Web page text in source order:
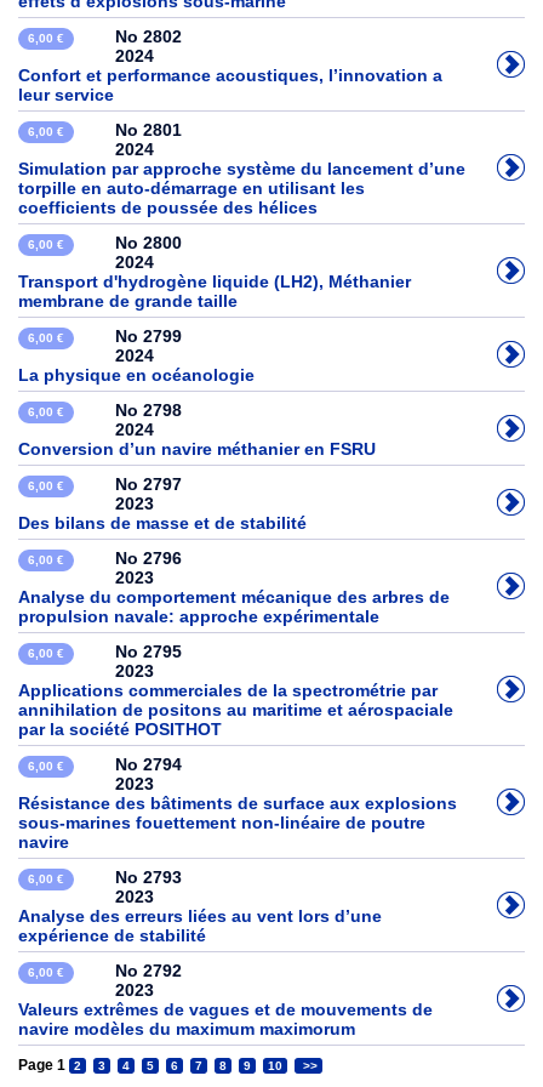
6,00 €
No 2802
2024
Confort et performance acoustiques, l’innovation a
leur service
6,00 €
No 2801
2024
Simulation par approche système du lancement d’une
torpille en auto-démarrage en utilisant les
coefficients de poussée des hélices
6,00 €
No 2800
2024
Transport d'hydrogène liquide (LH2), Méthanier
membrane de grande taille
6,00 €
No 2799
2024
La physique en océanologie
6,00 €
No 2798
2024
Conversion d’un navire méthanier en FSRU
6,00 €
No 2797
2023
Des bilans de masse et de stabilité
6,00 €
No 2796
2023
Analyse du comportement mécanique des arbres de
propulsion navale: approche expérimentale
6,00 €
No 2795
2023
Applications commerciales de la spectrométrie par
annihilation de positons au maritime et aérospaciale
par la société POSITHOT
6,00 €
No 2794
2023
Résistance des bâtiments de surface aux explosions
sous-marines fouettement non-linéaire de poutre
navire
6,00 €
No 2793
2023
Analyse des erreurs liées au vent lors d’une
expérience de stabilité
6,00 €
No 2792
2023
Valeurs extrêmes de vagues et de mouvements de
navire modèles du maximum maximorum
Page 1 2 3 4 5 6 7 8 9 10 >>